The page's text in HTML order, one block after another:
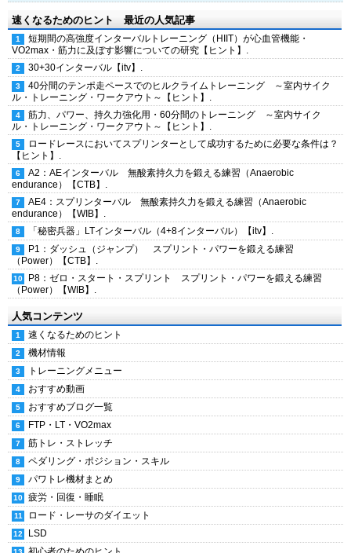
速くなるためのヒント 最近の人気記事
短期間の高強度インターバルトレーニング（HIIT）が心血管機能・
VO2max・筋力に及ぼす影響についての研究【ヒント】.
30+30インターバル【itv】.
40分間のテンポ走ペースでのヒルクライムトレーニング ～室内サイク
ル・トレーニング・ワークアウト～【ヒント】.
筋力、パワー、持久力強化用・60分間のトレーニング ～室内サイク
ル・トレーニング・ワークアウト～【ヒント】.
ロードレースにおいてスプリンターとして成功するために必要な条件は？
【ヒント】.
A2：AEインターバル 無酸素持久力を鍛える練習（Anaerobic
endurance）【CTB】.
AE4：スプリンターバル 無酸素持久力を鍛える練習（Anaerobic
endurance）【WIB】.
「秘密兵器」LTインターバル（4+8インターバル）【itv】.
P1：ダッシュ（ジャンプ） スプリント・パワーを鍛える練習
（Power）【CTB】.
P8：ゼロ・スタート・スプリント スプリント・パワーを鍛える練習
（Power）【WIB】.
人気コンテンツ
速くなるためのヒント
機材情報
トレーニングメニュー
おすすめ動画
おすすめブログ一覧
FTP・LT・VO2max
筋トレ・ストレッチ
ペダリング・ポジション・スキル
パワトレ機材まとめ
疲労・回復・睡眠
ロード・レーサのダイエット
LSD